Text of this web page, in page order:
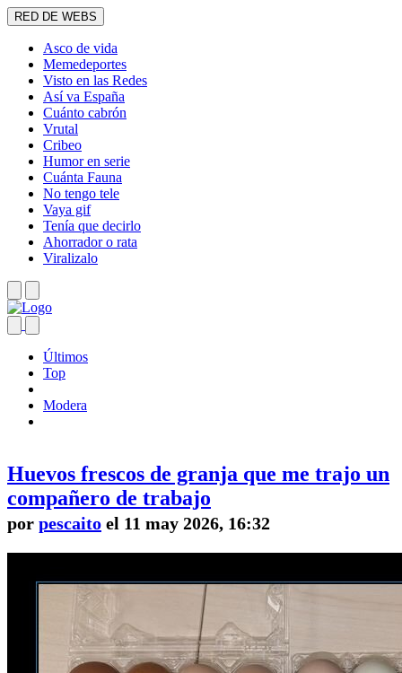
RED DE WEBS
Asco de vida
Memedeportes
Visto en las Redes
Así va España
Cuánto cabrón
Vrutal
Cribeo
Humor en serie
Cuánta Fauna
No tengo tele
Vaya gif
Tenía que decirlo
Ahorrador o rata
Viralizalo
Últimos
Top
Modera
Huevos frescos de granja que me trajo un
compañero de trabajo
por pescaito el 11 may 2026, 16:32